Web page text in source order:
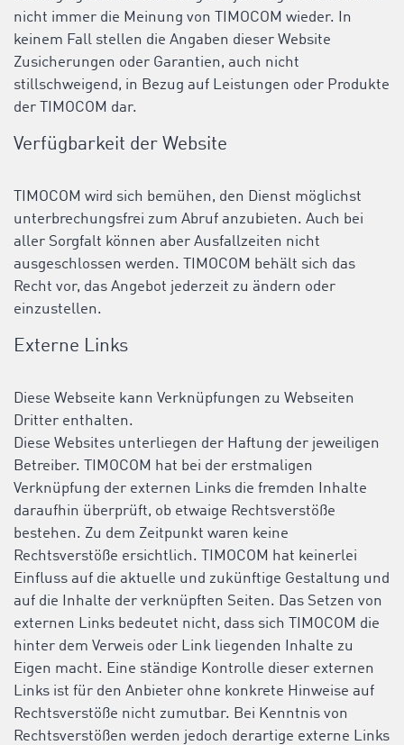
nicht immer die Meinung von TIMOCOM wieder. In
keinem Fall stellen die Angaben dieser Website
Zusicherungen oder Garantien, auch nicht
stillschweigend, in Bezug auf Leistungen oder Produkte
der TIMOCOM dar.
Verfügbarkeit der Website
TIMOCOM wird sich bemühen, den Dienst möglichst
unterbrechungsfrei zum Abruf anzubieten. Auch bei
aller Sorgfalt können aber Ausfallzeiten nicht
ausgeschlossen werden. TIMOCOM behält sich das
Recht vor, das Angebot jederzeit zu ändern oder
einzustellen.
Externe Links
Diese Webseite kann Verknüpfungen zu Webseiten
Dritter enthalten.
Diese Websites unterliegen der Haftung der jeweiligen
Betreiber. TIMOCOM hat bei der erstmaligen
Verknüpfung der externen Links die fremden Inhalte
daraufhin überprüft, ob etwaige Rechtsverstöße
bestehen. Zu dem Zeitpunkt waren keine
Rechtsverstöße ersichtlich. TIMOCOM hat keinerlei
Einfluss auf die aktuelle und zukünftige Gestaltung und
auf die Inhalte der verknüpften Seiten. Das Setzen von
externen Links bedeutet nicht, dass sich TIMOCOM die
hinter dem Verweis oder Link liegenden Inhalte zu
Eigen macht. Eine ständige Kontrolle dieser externen
Links ist für den Anbieter ohne konkrete Hinweise auf
Rechtsverstöße nicht zumutbar. Bei Kenntnis von
Rechtsverstößen werden jedoch derartige externe Links